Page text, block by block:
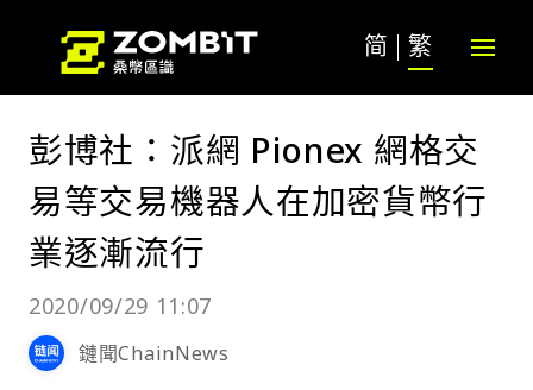
简 繁
彭博社：派網 Pionex 網格交
易等交易機器人在加密貨幣行
業逐漸流行
2020/09/29 11:07
鏈聞ChainNews